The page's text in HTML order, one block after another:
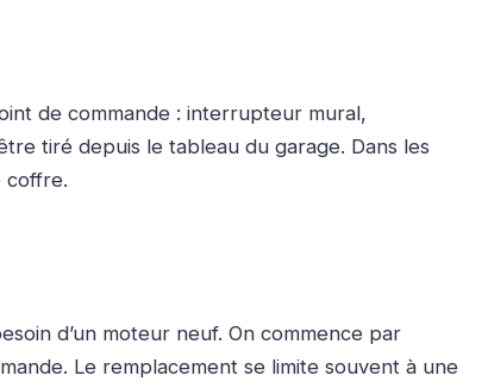
de commande : interrupteur mural,
tiré depuis le tableau du garage. Dans les
coffre.
d’un moteur neuf. On commence par
Le remplacement se limite souvent à une